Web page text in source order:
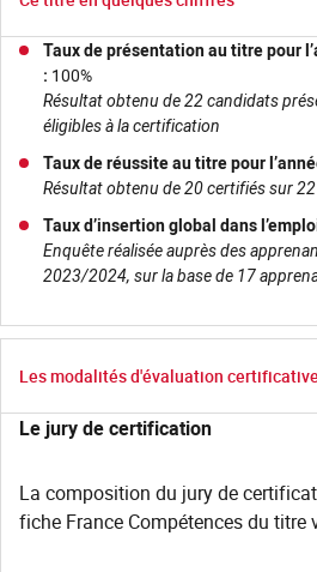
Taux de présentation au titre pour
: 100%
Résultat obtenu de 22 candidats
éligibles à la certification
Taux de réussite au titre pour
Résultat obtenu de 20 certifiés sur
Taux d’insertion global dans
Enquête réalisée auprès des
2023/2024, sur la base de 17
Les modalités d'évaluation
Le jury de certification
La composition du jury de
fiche France Compétences du titre